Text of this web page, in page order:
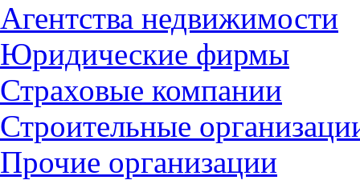
Агентства недвижимости
Юридические фирмы
Страховые компании
Строительные
Прочие организации